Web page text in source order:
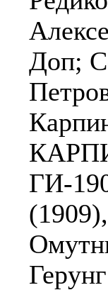
Доп;
ГИ-